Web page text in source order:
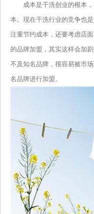
成本是干洗创业的根本，
本。现在干洗行业的竞争也
注重节约成本，还要考虑店
的品牌加盟，其实这样会加
不及知名品牌，很容易被市
名品牌进行加盟。